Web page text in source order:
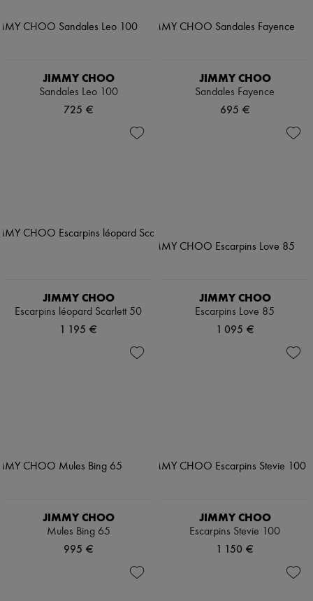
JIMMY CHOO
Sandales Leo 100
725 €
JIMMY CHOO
Sandales Fayence
695 €
JIMMY CHOO
Escarpins léopard Scarlett 50
1 195 €
JIMMY CHOO
Escarpins Love 85
1 095 €
JIMMY CHOO
Mules Bing 65
995 €
JIMMY CHOO
Escarpins Stevie 100
1 150 €